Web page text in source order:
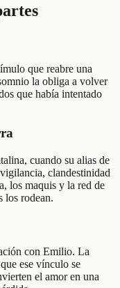
que reabre una
la obliga a volver
que había intentado
cuando su alias de
clandestinidad
los maquis y la red de
los rodean.
con Emilio. La
ese vínculo se
el amor en una